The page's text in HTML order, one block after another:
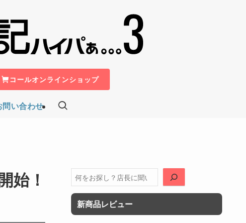
問い合わせ
コールオンラインショップ
始！
検
索
新商品レビュー